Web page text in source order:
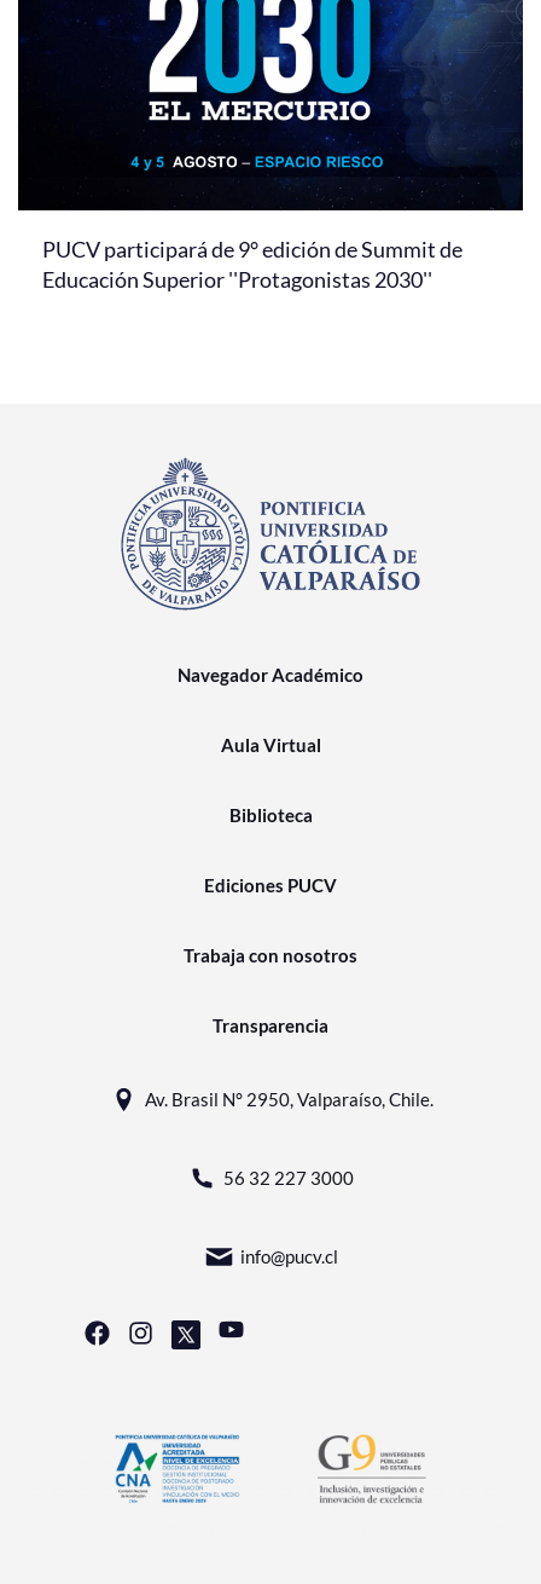
PUCV participará de 9° edición de Summit de
Educación Superior ''Protagonistas 2030''
Navegador Académico
Aula Virtual
Biblioteca
Ediciones PUCV
Trabaja con nosotros
Transparencia
Av. Brasil N° 2950, Valparaíso, Chile.
56 32 227 3000
info@pucv.cl